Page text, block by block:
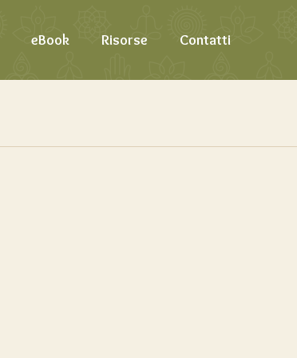
eBook Risorse Contatti